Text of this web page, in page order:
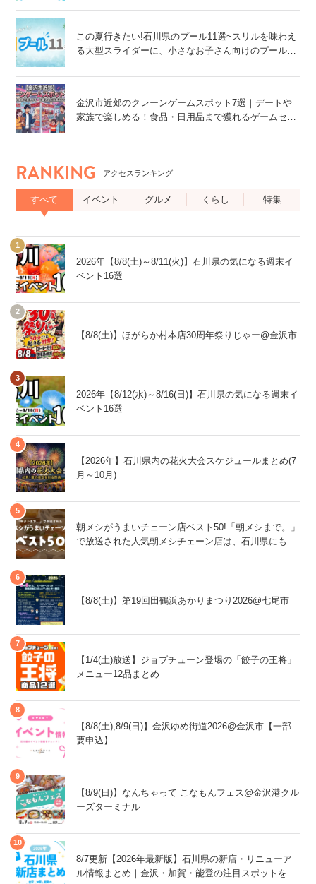
この夏行きたい!石川県のプール11選~スリルを味わえ
る大型スライダーに、小さなお子さん向けのプール
金沢市近郊のクレーンゲームスポット7選｜デートや
家族で楽しめる！食品・日用品まで獲れるゲームセン
RANKING アクセスランキング
すべて イベント グルメ くらし 特集
2026年【8/8(土)～8/11(火)】石川県の気になる週末イ
ベント16選
【8/8(土)】ほがらか村本店30周年祭りじゃー@金沢市
2026年【8/12(水)～8/16(日)】石川県の気になる週末イ
ベント16選
【2026年】石川県内の花火大会スケジュールまとめ(7
月～10月)
朝メシがうまいチェーン店ベスト50!「朝メシまで。」
で放送された人気朝メシチェーン店は、石川県にもあ
【8/8(土)】第19回田鶴浜あかりまつり2026@七尾市
【1/4(土)放送】ジョブチューン登場の「餃子の王将」
メニュー12品まとめ
【8/8(土),8/9(日)】金沢ゆめ街道2026@金沢市【一部
要申込】
【8/9(日)】なんちゃって こなもんフェス@金沢港クル
ーズターミナル
8/7更新【2026年最新版】石川県の新店・リニューア
ル情報まとめ｜金沢・加賀・能登の注目スポットをチ